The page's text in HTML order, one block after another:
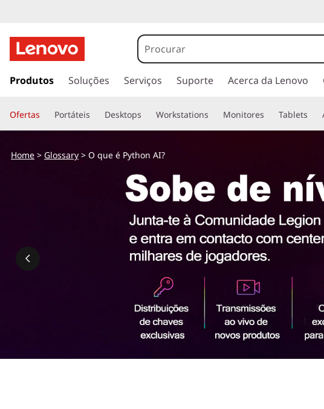
q
u
e
é
a
a
r
a
n
Produtos Soluções Serviços Suporte Acerca da Lenovo
Ofertas Portáteis Desktops Workstations Monitores Tablets
Home > Glossary > O que é Python AI?